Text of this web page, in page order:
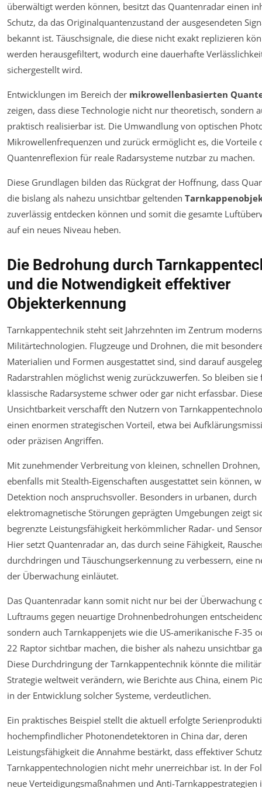
überwältigt werden können, besitzt das Quantenradar einen
Schutz, da das Originalquantenzustand der ausgesendeten
bekannt ist. Täuschsignale, die diese nicht exakt replizieren
werden herausgefiltert, wodurch eine dauerhafte
sichergestellt wird.
Entwicklungen im Bereich der mikrowellenbasierten
zeigen, dass diese Technologie nicht nur theoretisch, sondern
praktisch realisierbar ist. Die Umwandlung von optischen
Mikrowellenfrequenzen und zurück ermöglicht es, die Vorteile
Quantenreflexion für reale Radarsysteme nutzbar zu machen.
Diese Grundlagen bilden das Rückgrat der Hoffnung, dass
die bislang als nahezu unsichtbar geltenden
zuverlässig entdecken können und somit die gesamte
auf ein neues Niveau heben.
Die Bedrohung durch
und die Notwendigkeit effektiver
Objekterkennung
Tarnkappentechnik steht seit Jahrzehnten im Zentrum
Militärtechnologien. Flugzeuge und Drohnen, die mit
Materialien und Formen ausgestattet sind, sind darauf
Radarstrahlen möglichst wenig zurückzuwerfen. So bleiben sie
klassische Radarsysteme schwer oder gar nicht erfassbar. Diese
Unsichtbarkeit verschafft den Nutzern von
einen enormen strategischen Vorteil, etwa bei
oder präzisen Angriffen.
Mit zunehmender Verbreitung von kleinen, schnellen
ebenfalls mit Stealth-Eigenschaften ausgestattet sein können,
Detektion noch anspruchsvoller. Besonders in urbanen, durch
elektromagnetische Störungen geprägten Umgebungen zeigt
begrenzte Leistungsfähigkeit herkömmlicher Radar- und
Hier setzt Quantenradar an, das durch seine Fähigkeit,
durchdringen und Täuschungserkennung zu verbessern, eine
der Überwachung einläutet.
Das Quantenradar kann somit nicht nur bei der Überwachung
Luftraums gegen neuartige Drohnenbedrohungen
sondern auch Tarnkappenjets wie die US-amerikanische F-35
22 Raptor sichtbar machen, die bisher als nahezu unsichtbar
Diese Durchdringung der Tarnkappentechnik könnte die
Strategie weltweit verändern, wie Berichte aus China, einem
in der Entwicklung solcher Systeme, verdeutlichen.
Ein praktisches Beispiel stellt die aktuell erfolgte
hochempfindlicher Photonendetektoren in China dar, deren
Leistungsfähigkeit die Annahme bestärkt, dass effektiver
Tarnkappentechnologien nicht mehr unerreichbar ist. In der
neue Verteidigungsmaßnahmen und Anti-Tarnkappestrategien